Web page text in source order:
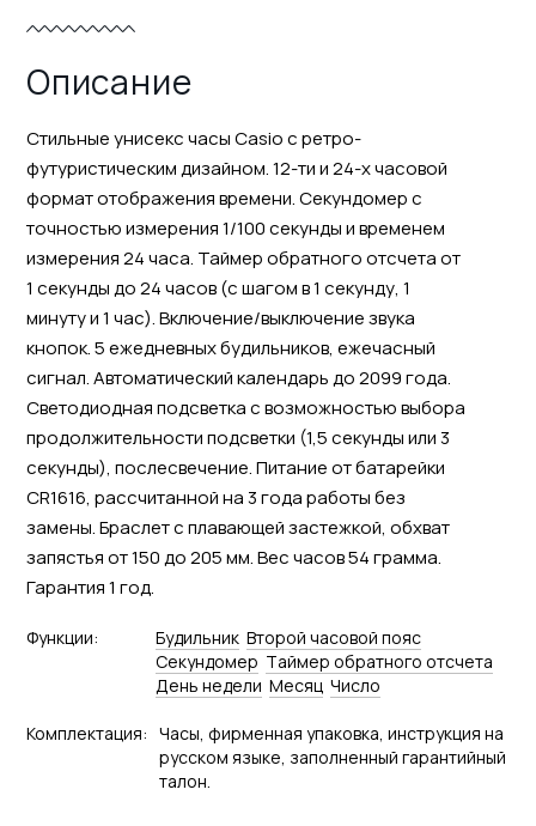
Описание
Стильные унисекс часы Casio с ретро-
футуристическим дизайном. 12-ти и 24-х часовой
формат отображения времени. Секундомер с
точностью измерения 1/100 секунды и временем
измерения 24 часа. Таймер обратного отсчета от
1 секунды до 24 часов (с шагом в 1 секунду, 1
минуту и 1 час). Включение/выключение звука
кнопок. 5 ежедневных будильников, ежечасный
сигнал. Автоматический календарь до 2099 года.
Светодиодная подсветка с возможностью выбора
продолжительности подсветки (1,5 секунды или 3
секунды), послесвечение. Питание от батарейки
CR1616, рассчитанной на 3 года работы без
замены. Браслет с плавающей застежкой, обхват
запястья от 150 до 205 мм. Вес часов 54 грамма.
Гарантия 1 год.
Функции: Будильник Второй часовой пояс
Секундомер Tаймер обратного отсчета
День недели Месяц Число
Комплектация: Часы, фирменная упаковка, инструкция на
русском языке, заполненный гарантийный
талон.